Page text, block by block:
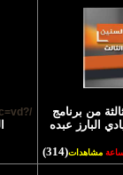
من برنامج
البارز عبده
مشاهدات(314)
/?no=127440&ac=vd >